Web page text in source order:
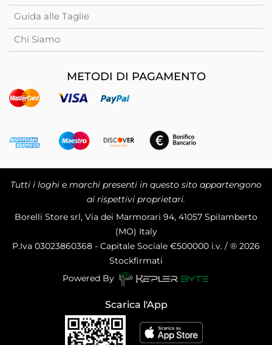
Guida alle Taglie
Chi Siamo
METODI DI PAGAMENTO
Tutti i loghi e marchi presenti in questo sito appartengono
ai rispettivi proprietari.
Borelli Store srl, Via dei Marmorari 94, 41057 Spilamberto
(MO) Italy
P.Iva 03023860368 - Capitale Sociale €500000 i.v. / ® 2026
Stockfirmati
Powered By
Scarica l'App